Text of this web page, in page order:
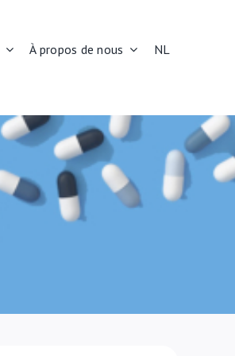
À propos de nous NL